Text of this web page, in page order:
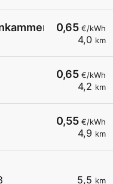
0,65 €/kWh
4,0 km
0,65 €/kWh
4,2 km
0,55 €/kWh
4,9 km
5,5 km